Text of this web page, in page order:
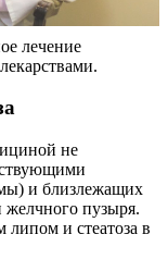
лечение
не
и близлежащих
желчного пузыря.
липом и стеатоза в